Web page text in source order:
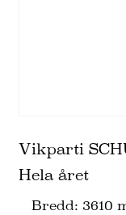
Vikparti
Hela året
Bredd: 3610